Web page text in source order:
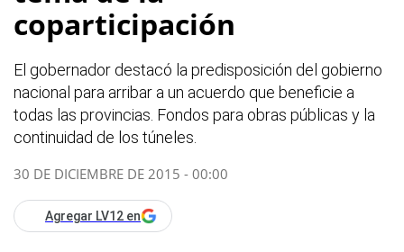
coparticipación
El gobernador destacó la predisposición del gobierno
nacional para arribar a un acuerdo que beneficie a
todas las provincias. Fondos para obras públicas y la
continuidad de los túneles.
30 DE DICIEMBRE DE 2015 - 00:00
Agregar LV12 en